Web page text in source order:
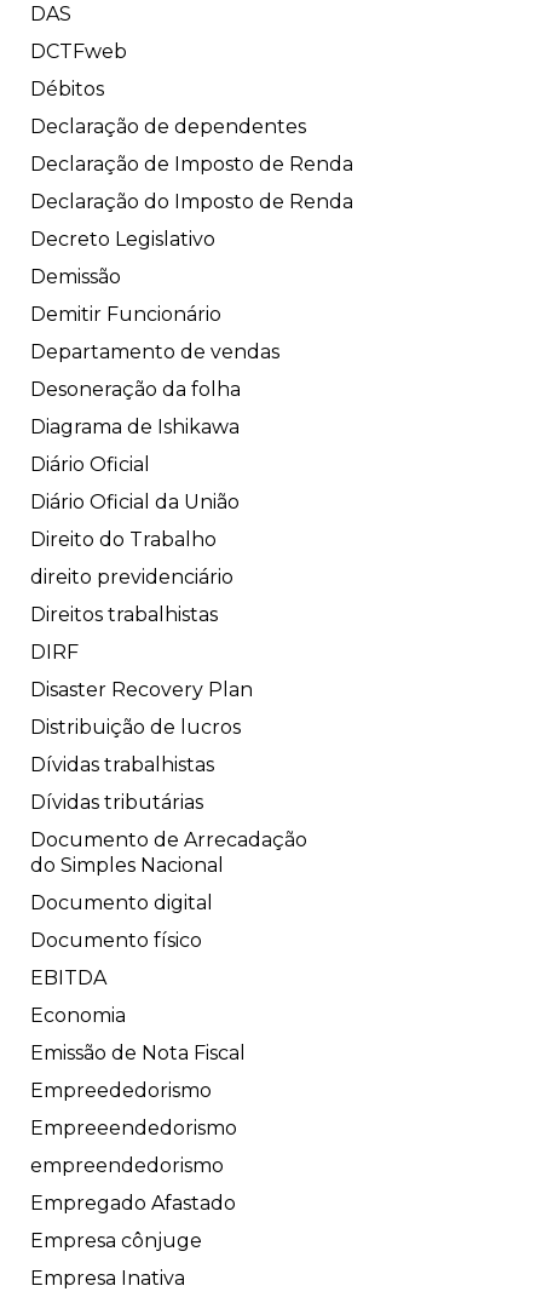
DAS
DCTFweb
Débitos
Declaração de dependentes
Declaração de Imposto de Renda
Declaração do Imposto de Renda
Decreto Legislativo
Demissão
Demitir Funcionário
Departamento de vendas
Desoneração da folha
Diagrama de Ishikawa
Diário Oficial
Diário Oficial da União
Direito do Trabalho
direito previdenciário
Direitos trabalhistas
DIRF
Disaster Recovery Plan
Distribuição de lucros
Dívidas trabalhistas
Dívidas tributárias
Documento de Arrecadação
do Simples Nacional
Documento digital
Documento físico
EBITDA
Economia
Emissão de Nota Fiscal
Empreededorismo
Empreeendedorismo
empreendedorismo
Empregado Afastado
Empresa cônjuge
Empresa Inativa